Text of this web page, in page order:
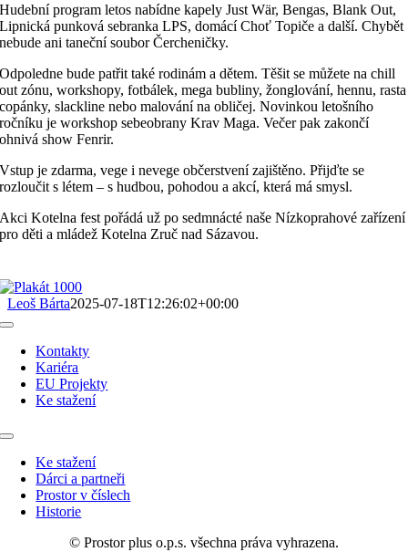
Hudební program letos nabídne kapely Just Wär, Bengas, Blank Out,
Lipnická punková sebranka LPS, domácí Choť Topiče a další. Chybět
nebude ani taneční soubor Čercheničky.
Odpoledne bude patřit také rodinám a dětem. Těšit se můžete na chill
out zónu, workshopy, fotbálek, mega bubliny, žonglování, hennu, rasta
copánky, slackline nebo malování na obličej. Novinkou letošního
ročníku je workshop sebeobrany Krav Maga. Večer pak zakončí
ohnivá show Fenrir.
Vstup je zdarma, vege i nevege občerstvení zajištěno. Přijďte se
rozloučit s létem – s hudbou, pohodou a akcí, která má smysl.
Akci Kotelna fest pořádá už po sedmnácté naše Nízkoprahové zařízení
pro děti a mládež Kotelna Zruč nad Sázavou.
Leoš Bárta2025-07-18T12:26:02+00:00
Toggle
NavigationKontakty
Kariéra
EU Projekty
Ke stažení
Toggle
NavigationKe stažení
Dárci a partneři
Prostor v číslech
Historie
© Prostor plus o.p.s. všechna práva vyhrazena.